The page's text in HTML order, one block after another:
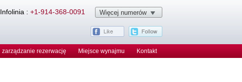
Infolinia : +1-914-368-0091 Więcej numerów
zarządzanie rezerwację Miejsce wynajmu Kontakt